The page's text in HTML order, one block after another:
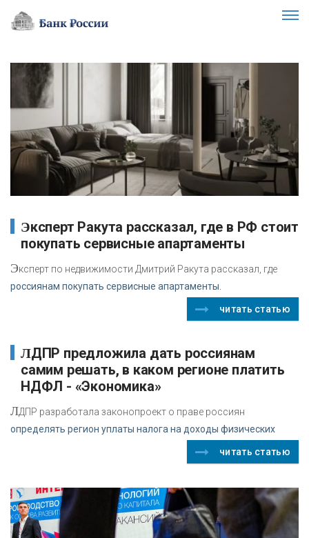
Эксперт Ракута рассказал, где в РФ стоит
покупать сервисные апартаменты
Эксперт по недвижимости Дмитрий Ракута рассказал, где
россиянам покупать сервисные апартаменты.
читать статью
ЛДПР предложила дать россиянам
самим решать, в каком регионе платить
НДФЛ - «Экономика»
ЛДПР разработала законопроект о праве россиян
определять регион уплаты налога на доходы физических
читать статью